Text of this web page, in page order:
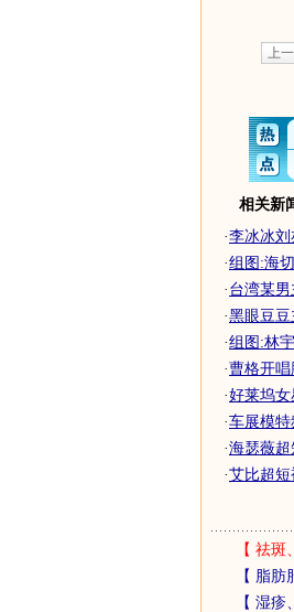
上
相关新
·李冰冰
·组图:海
· 台湾某
·黑眼豆
·组图:林
·曹格开
·好莱坞
·车展模
·海瑟薇
·艾比超
【 祛斑
【 脂肪
【 湿疹